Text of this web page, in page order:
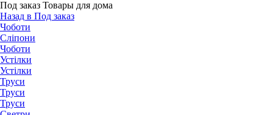
Под заказ Товары для дома
Назад в Под заказ
Чоботи
Сліпони
Чоботи
Устілки
Устілки
Труси
Труси
Труси